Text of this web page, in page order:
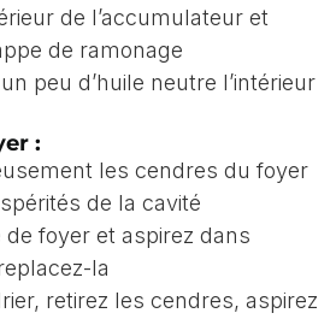
de l’accumulateur et
de ramonage
peu d’huile neutre l’intérieur
:
les cendres du foyer
de la cavité
de foyer et aspirez dans
la
retirez les cendres, aspirez